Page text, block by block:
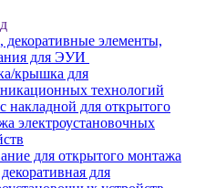
декоративные элементы,
для ЭУИ
крышка для
технологий
накладной для открытого
электроустановочных
для открытого монтажа
для